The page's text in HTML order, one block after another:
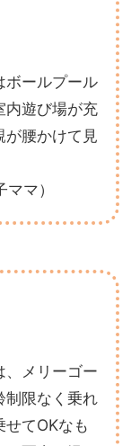
ボールプール
内遊び場が充
が腰かけて見
マ）
、メリーゴー
制限なく乗れ
せてOKなも